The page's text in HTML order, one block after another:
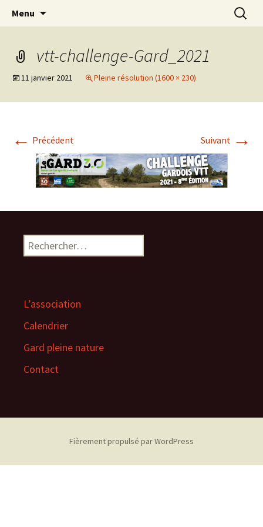
Challenge Gardois VTT
Le site pour tout savoir sur le Challenge VTT
du Gard
Menu
vtt-challenge-Gard_2021
11 janvier 2021 Pleine résolution (1600 × 230)
← Précédent Suivant →
Rechercher :
L’association
Calendrier
Gard pleine nature
Contact
Fièrement propulsé par WordPress